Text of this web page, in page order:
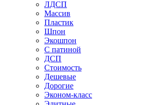
ЛДСП
Массив
Пластик
Шпон
Экошпон
С патиной
ДСП
Стоимость
Дешевые
Дорогие
Эконом-класс